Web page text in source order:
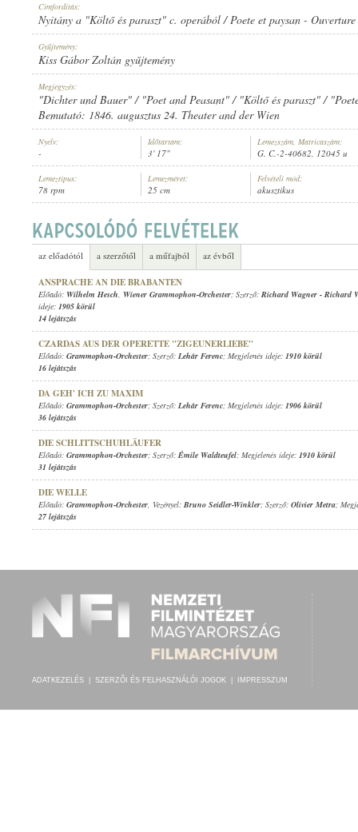
ELŐADÓ: GRAMMOPHON-ORCHESTER
LEMEZSZÁM:
Címfordítás:
Nyitány a "Költő és paraszt" c. operából / Poete et paysan - Ouverture
Gyűjtemény:
Kiss Gábor Zoltán gyűjtemény
Megjegyzés:
"Dichter und Bauer" / "Poet and Peasant" / "Költő és paraszt" /
Bemutató: 1846. augusztus 24. Theater and der Wien
Nyelv:
-
Időtartam:
3' 17"
Lemezszám, Matricaszám:
G. C.-2-40682, 12045 u
Lemeztípus:
78 rpm
Lemezméret:
25 cm
Felvételi mód:
akusztikus
az előadótól a szerzőtől a műfajból az évből
ANSPRACHE AN DIE BRABANTEN
Előadó: Wilhelm Hesch, Wiener Grammophon-Orchester; Szerző: Richard Wagner - Richard
ideje: 1905 körül
14 lejátszás
CZARDAS AUS DER OPERETTE "ZIGEUNERLIEBE"
Előadó: Grammophon-Orchester; Szerző: Lehár Ferenc; Megjelenés ideje: 1910 körül
16 lejátszás
DA GEH' ICH ZU MAXIM
Előadó: Grammophon-Orchester; Szerző: Lehár Ferenc; Megjelenés ideje: 1906 körül
36 lejátszás
DIE SCHLITTSCHUHLÄUFER
Előadó: Grammophon-Orchester; Szerző: Émile Waldteufel; Megjelenés ideje: 1910 körül
31 lejátszás
DIE WELLE
Előadó: Grammophon-Orchester, Vezényel: Bruno Seidler-Winkler; Szerző: Olivier Metra;
27 lejátszás
ADATKEZELÉS SZERZŐI ÉS FELHASZNÁLÓI JOGOK IMPRESSZUM